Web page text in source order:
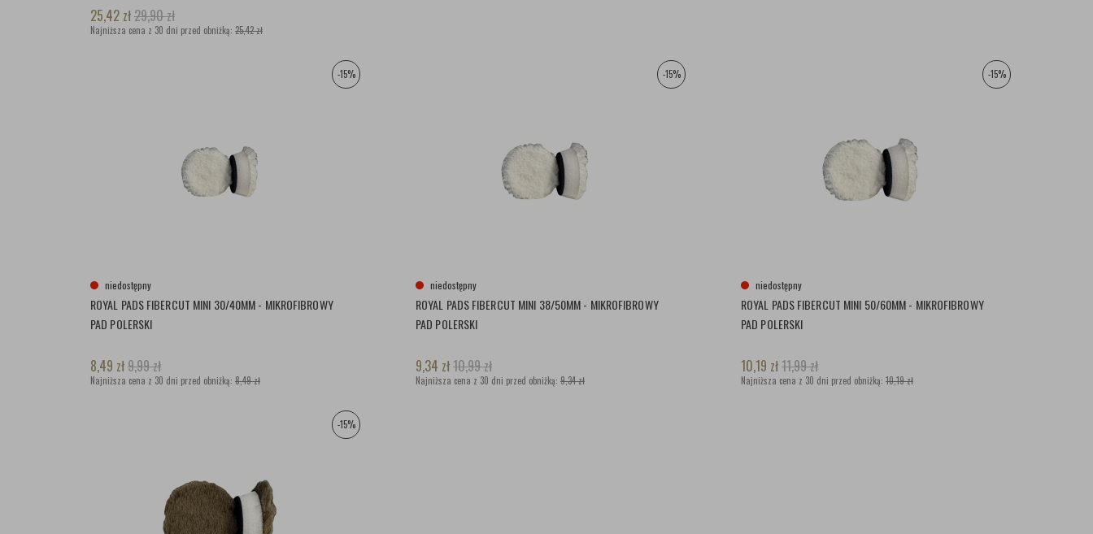
25,42 zł29,90zł
Najniższa cena z 30 dni przed obniżką: 25,42 zł
-15%
niedostępny
ROYAL PADS FIBERCUT MINI 30/40MM - MIKROFIBROWY
PAD POLERSKI
8,49 zł9,99zł
Najniższa cena z 30 dni przed obniżką: 8,49 zł
-15%
niedostępny
ROYAL PADS FIBERCUT MINI 38/50MM - MIKROFIBROWY
PAD POLERSKI
9,34 zł10,99zł
Najniższa cena z 30 dni przed obniżką: 9,34 zł
-15%
niedostępny
ROYAL PADS FIBERCUT MINI 50/60MM - MIKROFIBROWY
PAD POLERSKI
10,19 zł11,99zł
Najniższa cena z 30 dni przed obniżką: 10,19 zł
-15%